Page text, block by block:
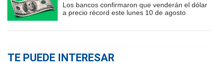
Los bancos confirmaron que venderán el dólar
a precio récord este lunes 10 de agosto
TE PUEDE INTERESAR